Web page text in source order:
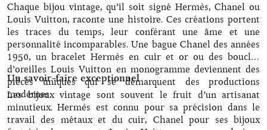
Chaque bijou vintage, qu’il soit signé Hermès, Chanel ou
Louis Vuitton, raconte une histoire. Ces créations portent
les traces du temps, leur conférant une âme et une
personnalité incomparables. Une bague Chanel des années
1950, un bracelet Hermès en cuir et or ou des boucles
d’oreilles Louis Vuitton en monogramme deviennent des
pièces uniques qui se démarquent des productions
modernes.
Un savoir-faire exceptionnel
Les bijoux vintage sont souvent le fruit d’un artisanat
minutieux. Hermès est connu pour sa précision dans le
travail des métaux et du cuir, Chanel pour ses bijoux